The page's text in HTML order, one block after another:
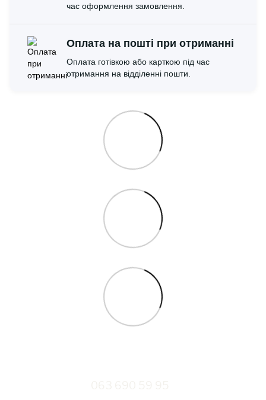
час оформлення замовлення.
Оплата на пошті при отриманні
Оплата готівкою або карткою під час
отримання на відділенні пошти.